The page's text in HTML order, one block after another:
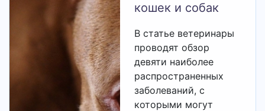
кошек и собак
В статье ветеринары
проводят обзор
девяти наиболее
распространенных
заболеваний, с
которыми могут